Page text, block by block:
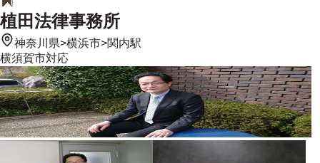
植田法律事務所
神奈川県>横浜市>関内駅
横須賀市対応